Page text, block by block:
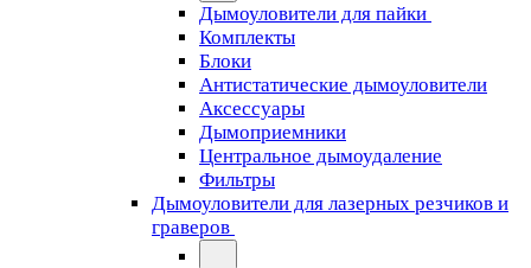
Дымоуловители для пайки
Комплекты
Блоки
Антистатические дымоуловители
Аксессуары
Дымоприемники
Центральное дымоудаление
Фильтры
Дымоуловители для лазерных резчиков и
граверов